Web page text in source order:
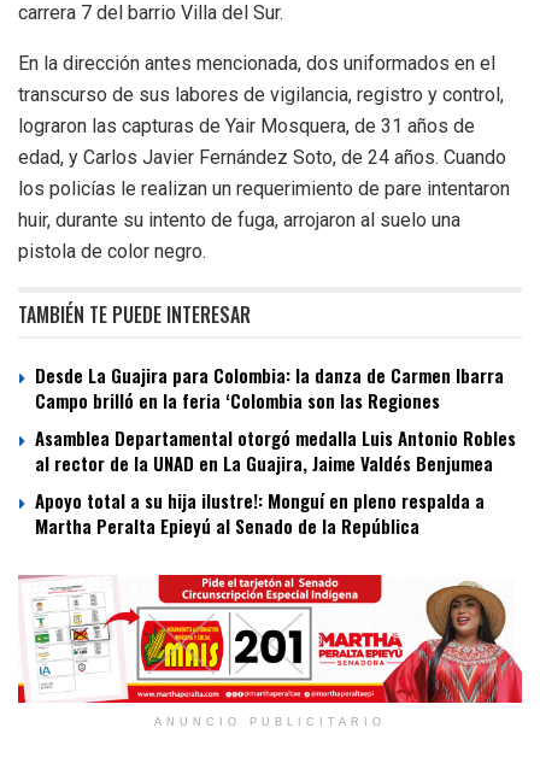
carrera 7 del barrio Villa del Sur.
En la dirección antes mencionada, dos uniformados en el
transcurso de sus labores de vigilancia, registro y control,
lograron las capturas de Yair Mosquera, de 31 años de
edad, y Carlos Javier Fernández Soto, de 24 años. Cuando
los policías le realizan un requerimiento de pare intentaron
huir, durante su intento de fuga, arrojaron al suelo una
pistola de color negro.
TAMBIÉN TE PUEDE INTERESAR
Desde La Guajira para Colombia: la danza de Carmen Ibarra
Campo brilló en la feria ‘Colombia son las Regiones
Asamblea Departamental otorgó medalla Luis Antonio Robles
al rector de la UNAD en La Guajira, Jaime Valdés Benjumea
Apoyo total a su hija ilustre!: Monguí en pleno respalda a
Martha Peralta Epieyú al Senado de la República
ANUNCIO PUBLICITARIO